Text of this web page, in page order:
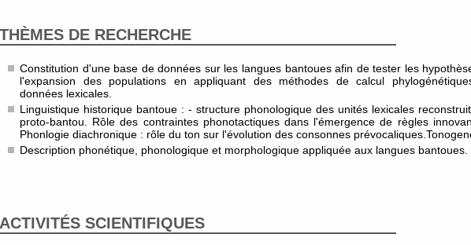
THÈMES DE RECHERCHE
Constitution d'une base de données sur les langues bantoues afin de tester les
l'expansion des populations en appliquant des méthodes de calcul
données lexicales.
Linguistique historique bantoue : - structure phonologique des unités lexicales
proto-bantou. Rôle des contraintes phonotactiques dans l'émergence de règles
Phonlogie diachronique : rôle du ton sur l'évolution des consonnes
Description phonétique, phonologique et morphologique appliquée aux langues bantoues.
ACTIVITÉS SCIENTIFIQUES